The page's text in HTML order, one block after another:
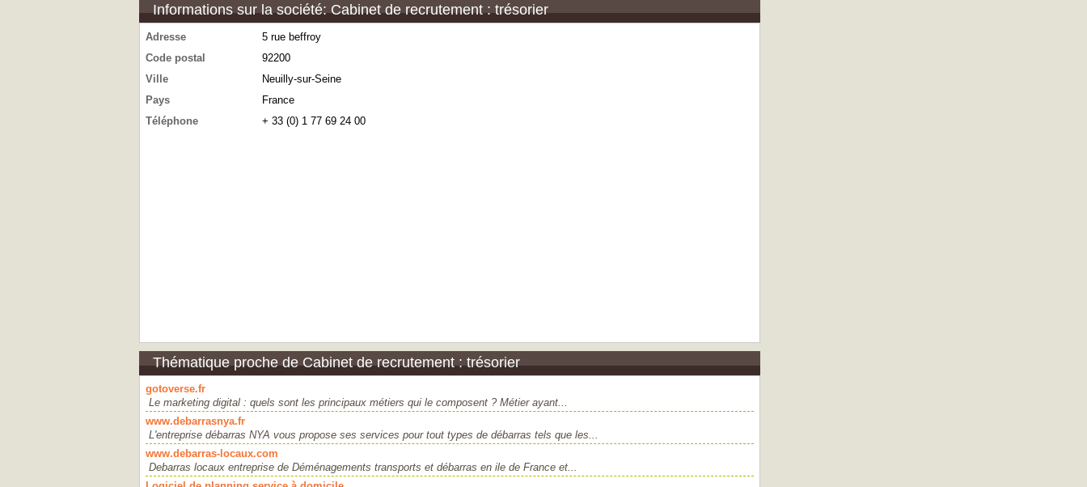
Informations sur la société: Cabinet de recrutement : trésorier
Adresse
5 rue beffroy
Code postal
92200
Ville
Neuilly-sur-Seine
Pays
France
Téléphone
+ 33 (0) 1 77 69 24 00
Thématique proche de Cabinet de recrutement : trésorier
gotoverse.fr
Le marketing digital : quels sont les principaux métiers qui le composent ? Métier ayant...
www.debarrasnya.fr
L'entreprise débarras NYA vous propose ses services pour tout types de débarras tels que les...
www.debarras-locaux.com
Debarras locaux entreprise de Déménagements transports et débarras en ile de France et...